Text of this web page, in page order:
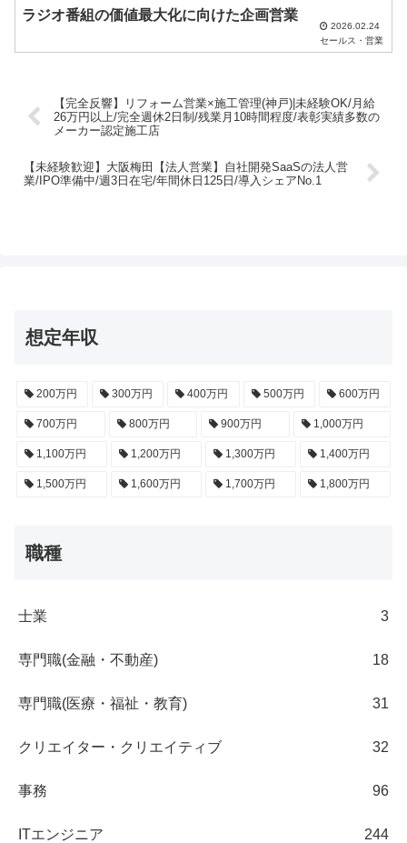
ラジオ番組の価値最大化に向けた企画営業
2026.02.24
セールス・営業
【完全反響】リフォーム営業×施工管理(神戸)|未経験OK/月給
26万円以上/完全週休2日制/残業月10時間程度/表彰実績多数の
メーカー認定施工店
【未経験歓迎】大阪梅田【法人営業】自社開発SaaSの法人営
業/IPO準備中/週3日在宅/年間休日125日/導入シェアNo.1
想定年収
200万円 300万円 400万円 500万円 600万円
700万円 800万円 900万円 1,000万円
1,100万円 1,200万円 1,300万円 1,400万円
1,500万円 1,600万円 1,700万円 1,800万円
職種
士業 3
専門職(金融・不動産) 18
専門職(医療・福祉・教育) 31
クリエイター・クリエイティブ 32
事務 96
ITエンジニア 244